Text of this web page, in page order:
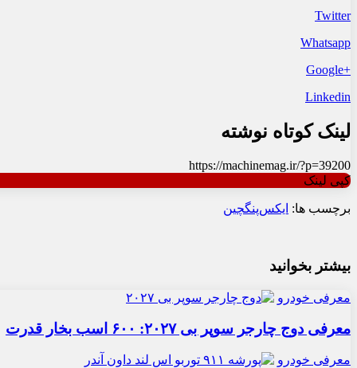
Twitter
Whatsapp
+Google
Linkedin
لینک کوتاه نوشته
https://machinemag.ir/?p=39200
کپی لینک
برچسب ها: ایکس‌‌پنگچین
بیشتر بخوانید
معرفی خودرو
معرفی دوج چارجر سوپر بی ۲۰۲۷: ۶۰۰ اسب بخار قدرت
معرفی خودرو